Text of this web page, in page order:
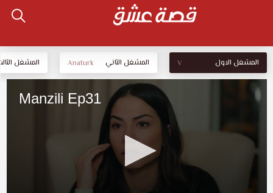
المشغل الاول V المشغل الثاني Anaturk المشغل